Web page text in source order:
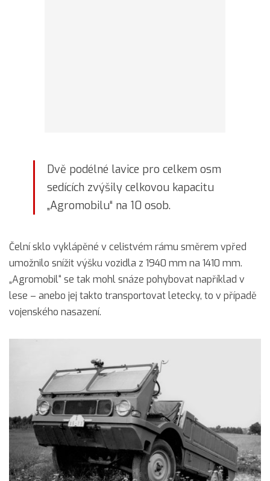
Dvě podélné lavice pro celkem osm
sedících zvýšily celkovou kapacitu
„Agromobilu“ na 10 osob.
Čelní sklo vyklápěné v celistvém rámu směrem vpřed
umožnilo snížit výšku vozidla z 1940 mm na 1410 mm.
„Agromobil“ se tak mohl snáze pohybovat například v
lese – anebo jej takto transportovat letecky, to v případě
vojenského nasazení.